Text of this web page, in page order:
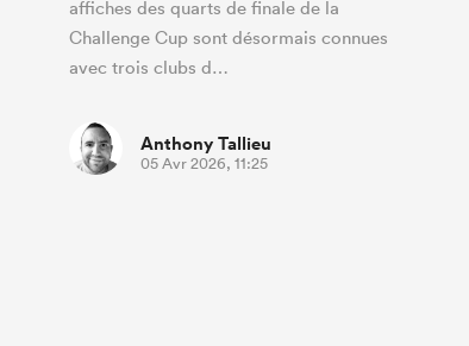
affiches des quarts de finale de la
Challenge Cup sont désormais connues
avec trois clubs d…
Anthony Tallieu
05 Avr 2026, 11:25